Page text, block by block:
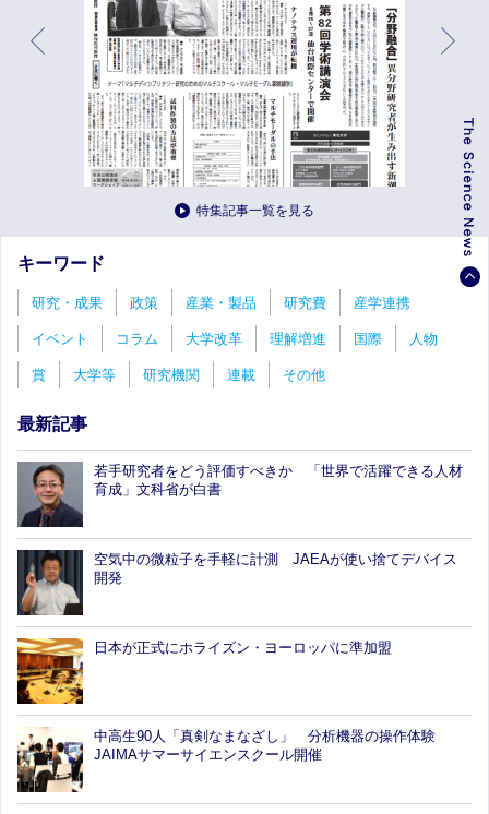
特集記事一覧を見る
キーワード
研究・成果 政策 産業・製品 研究費 産学連携
イベント コラム 大学改革 理解増進 国際 人物
賞 大学等 研究機関 連載 その他
最新記事
若手研究者をどう評価すべきか 「世界で活躍できる人材
育成」文科省が白書
空気中の微粒子を手軽に計測 JAEAが使い捨てデバイス
開発
日本が正式にホライズン・ヨーロッパに準加盟
中高生90人「真剣なまなざし」 分析機器の操作体験
JAIMAサマーサイエンスクール開催